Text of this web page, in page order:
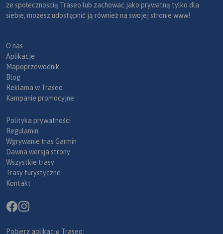
ze społecznością Traseo lub zachować jako prywatną tylko dla
siebie, możesz udostępnić ją również na swojej stronie www!
O nas
Aplikacje
Mapoprzewodnik
Blog
Reklama w Traseo
Kampanie promocyjne
Polityka prywatności
Regulamin
Wgrywanie tras Garmin
Dawna wersja strony
Wszystkie trasy
Trasy turystyczne
Kontakt
Pobierz aplikację Traseo: